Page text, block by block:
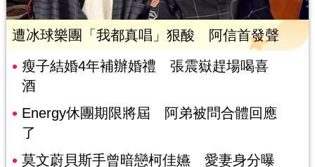
遭冰球樂團「我都真唱」狠酸 阿信首發聲
瘦子結婚4年補辦婚禮 張震嶽趕場喝喜
酒
Energy休團期限將屆 阿弟被問合體回應
了
莫文蔚貝斯手曾暗戀柯佳嬿 愛妻身分曝